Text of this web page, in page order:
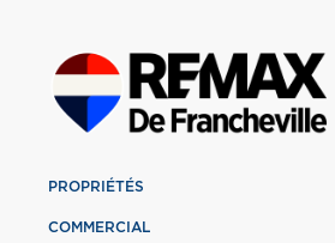
PROPRIÉTÉS
COMMERCIAL